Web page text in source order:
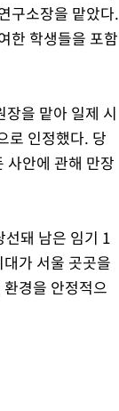
구소장을 맡았다.
한 학생들을 포함
을 맡아 일제 시
로 인정했다. 당
사안에 관해 만장
돼 남은 임기 1
가 서울 곳곳을
경을 안정적으